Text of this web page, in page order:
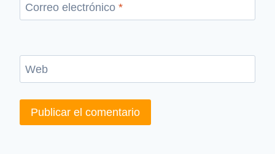
Correo electrónico *
Web